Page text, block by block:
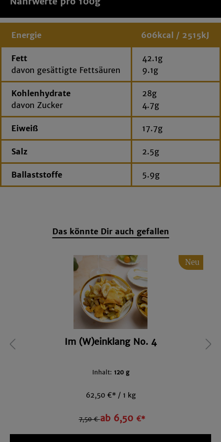
Energie 606kcal / 2515kJ
Fett
davon gesättigte Fettsäuren
42.1g
9.1g
Kohlenhydrate
davon Zucker
28g
4.7g
Eiweiß 17.7g
Salz 2.5g
Ballaststoffe 5.9g
Das könnte Dir auch gefallen
Neu
Im (W)einklang No. 4
Inhalt: 120 g
62,50 €* / 1 kg
7,50 €ab 6,50 €*